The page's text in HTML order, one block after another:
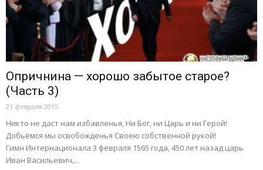
Опричнина — хорошо забытое старое?
(Часть 3)
21 февраля 2015
Никто не даст нам избавленья, Ни Бог, ни Царь и ни Герой!
Добьёмся мы освобожденья Своею собственной рукой!
Гимн Интернационала 3 февраля 1565 года, 450 лет назад царь
Иван Васильевич,...